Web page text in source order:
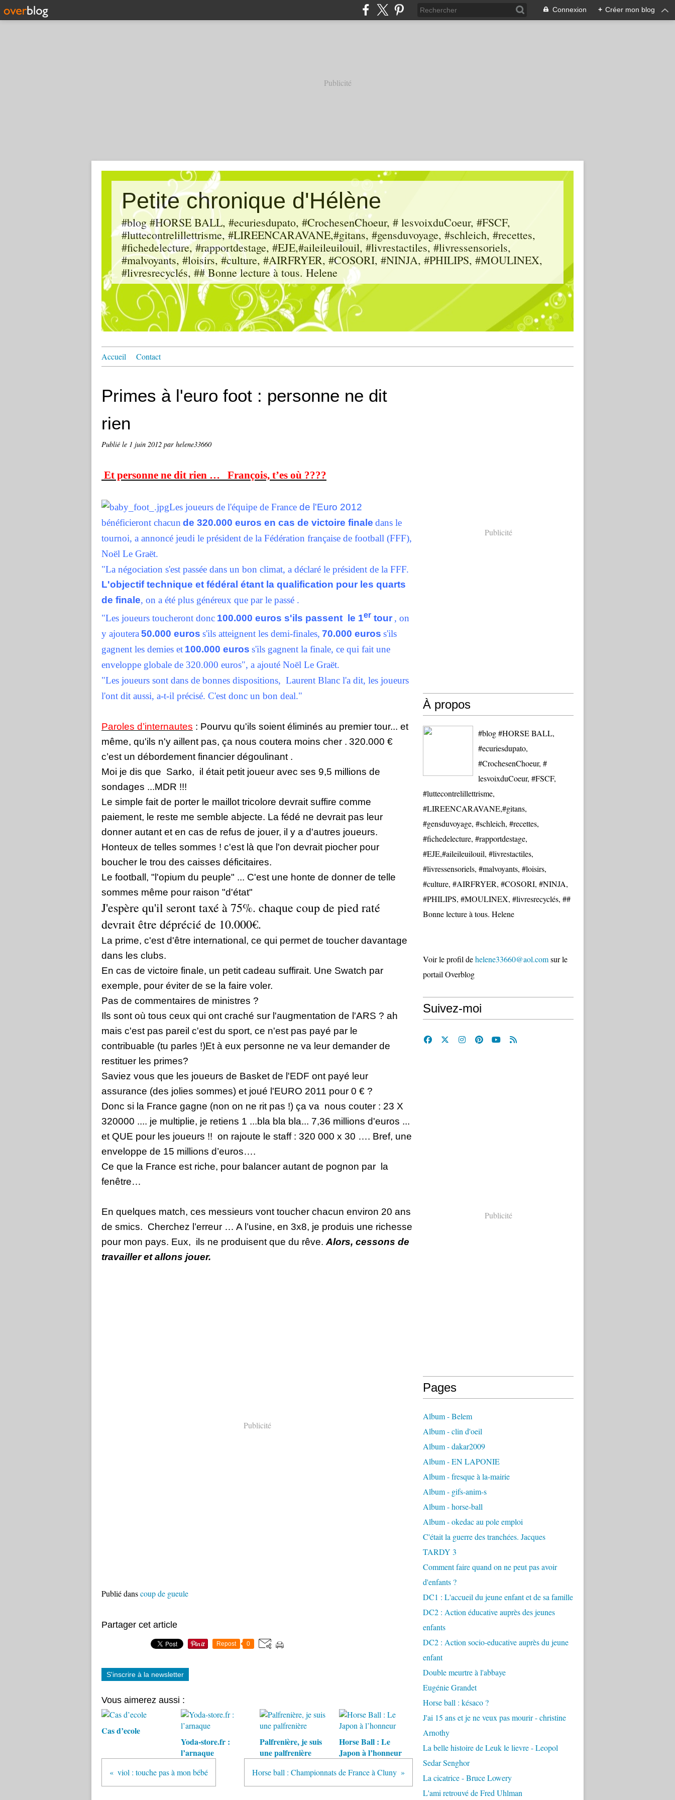
Connexion + Créer mon blog
Publicité
Petite chronique d'Hélène
#blog #HORSE BALL, #ecuriesdupato, #CrochesenChoeur, # lesvoixduCoeur, #FSCF,
#luttecontrelillettrisme, #LIREENCARAVANE,#gitans, #gensduvoyage, #schleich, #recettes,
#fichedelecture, #rapportdestage, #EJE,#aileileuilouil, #livrestactiles, #livressensoriels,
#malvoyants, #loisirs, #culture, #AIRFRYER, #COSORI, #NINJA, #PHILIPS, #MOULINEX,
#livresrecyclés, ## Bonne lecture à tous. Helene
Accueil Contact
Primes à l'euro foot : personne ne dit
rien
Publié le 1 juin 2012 par helene33660
Et personne ne dit rien … François, t’es où ????
Les joueurs de l'équipe de France de l'Euro 2012
bénéficieront chacun de 320.000 euros en cas de victoire finale dans le
tournoi, a annoncé jeudi le président de la Fédération française de football (FFF),
Noël Le Graët.
"La négociation s'est passée dans un bon climat, a déclaré le président de la FFF.
L'objectif technique et fédéral étant la qualification pour les quarts
de finale, on a été plus généreux que par le passé .
"Les joueurs toucheront donc 100.000 euros s'ils passent le 1er tour , on
y ajoutera50.000 euros s'ils atteignent les demi-finales, 70.000 euros s'ils
gagnent les demies et 100.000 euros s'ils gagnent la finale, ce qui fait une
enveloppe globale de 320.000 euros", a ajouté Noël Le Graët.
"Les joueurs sont dans de bonnes dispositions, Laurent Blanc l'a dit, les joueurs
l'ont dit aussi, a-t-il précisé. C'est donc un bon deal."
Paroles d’internautes : Pourvu qu'ils soient éliminés au premier tour... et
même, qu'ils n'y aillent pas, ça nous coutera moins cher . 320.000 €
c’est un débordement financier dégoulinant .
Moi je dis que Sarko, il était petit joueur avec ses 9,5 millions de
sondages ...MDR !!!
Le simple fait de porter le maillot tricolore devrait suffire comme
paiement, le reste me semble abjecte. La fédé ne devrait pas leur
donner autant et en cas de refus de jouer, il y a d'autres joueurs.
Honteux de telles sommes ! c'est là que l'on devrait piocher pour
boucher le trou des caisses déficitaires.
Le football, "l'opium du peuple" ... C'est une honte de donner de telle
sommes même pour raison "d'état"
J'espère qu'il seront taxé à 75%. chaque coup de pied raté
devrait être déprécié de 10.000€.
La prime, c'est d'être international, ce qui permet de toucher davantage
dans les clubs.
En cas de victoire finale, un petit cadeau suffirait. Une Swatch par
exemple, pour éviter de se la faire voler.
Pas de commentaires de ministres ?
Ils sont où tous ceux qui ont craché sur l'augmentation de l'ARS ? ah
mais c'est pas pareil c'est du sport, ce n'est pas payé par le
contribuable (tu parles !)Et à eux personne ne va leur demander de
restituer les primes?
Saviez vous que les joueurs de Basket de l'EDF ont payé leur
assurance (des jolies sommes) et joué l'EURO 2011 pour 0 € ?
Donc si la France gagne (non on ne rit pas !) ça va nous couter : 23 X
320000 .... je multiplie, je retiens 1 ...bla bla bla... 7,36 millions d'euros ...
et QUE pour les joueurs !! on rajoute le staff : 320 000 x 30 …. Bref, une
enveloppe de 15 millions d’euros….
Ce que la France est riche, pour balancer autant de pognon par
la
fenêtre…
En quelques match, ces messieurs vont toucher chacun environ 20 ans
de smics. Cherchez l’erreur … A l’usine, en 3x8, je produis une richesse
pour mon pays. Eux, ils ne produisent que du rêve.Alors, cessons de
travailler et allons jouer.
Publicité
Publié danscoup de gueule
Partager cet article
Repost 0
S'inscrire à la newsletter
Vous aimerez aussi :
Cas d’ecole
Yoda-store.fr :
l’arnaque
Palfrenière, je suis
une palfrenière
Horse Ball : Le
Japon à l’honneur
viol : touche pas à mon bébé Horse ball : Championnats de France à Cluny
Publicité
À propos
#blog #HORSE BALL,
#ecuriesdupato,
#CrochesenChoeur, #
lesvoixduCoeur, #FSCF,
#luttecontrelillettrisme,
#LIREENCARAVANE,#gitans,
#gensduvoyage, #schleich, #recettes,
#fichedelecture, #rapportdestage,
#EJE,#aileileuilouil, #livrestactiles,
#livressensoriels, #malvoyants, #loisirs,
#culture, #AIRFRYER, #COSORI, #NINJA,
#PHILIPS, #MOULINEX, #livresrecyclés, ##
Bonne lecture à tous. Helene
Voir le profil dehelene33660@aol.comsur le
portail Overblog
Suivez-moi
Publicité
Pages
Album - Belem
Album - clin d'oeil
Album - dakar2009
Album - EN LAPONIE
Album - fresque à la-mairie
Album - gifs-anim-s
Album - horse-ball
Album - okedac au pole emploi
C'était la guerre des tranchées. Jacques
TARDY 3
Comment faire quand on ne peut pas avoir
d'enfants ?
DC1 : L'accueil du jeune enfant et de sa famille
DC2 : Action éducative auprès des jeunes
enfants
DC2 : Action socio-educative auprès du jeune
enfant
Double meurtre à l'abbaye
Eugénie Grandet
Horse ball : késaco ?
J'ai 15 ans et je ne veux pas mourir - christine
Arnothy
La belle histoire de Leuk le lievre - Leopol
Sedar Senghor
La cicatrice - Bruce Lowery
L'ami retrouvé de Fred Uhlman